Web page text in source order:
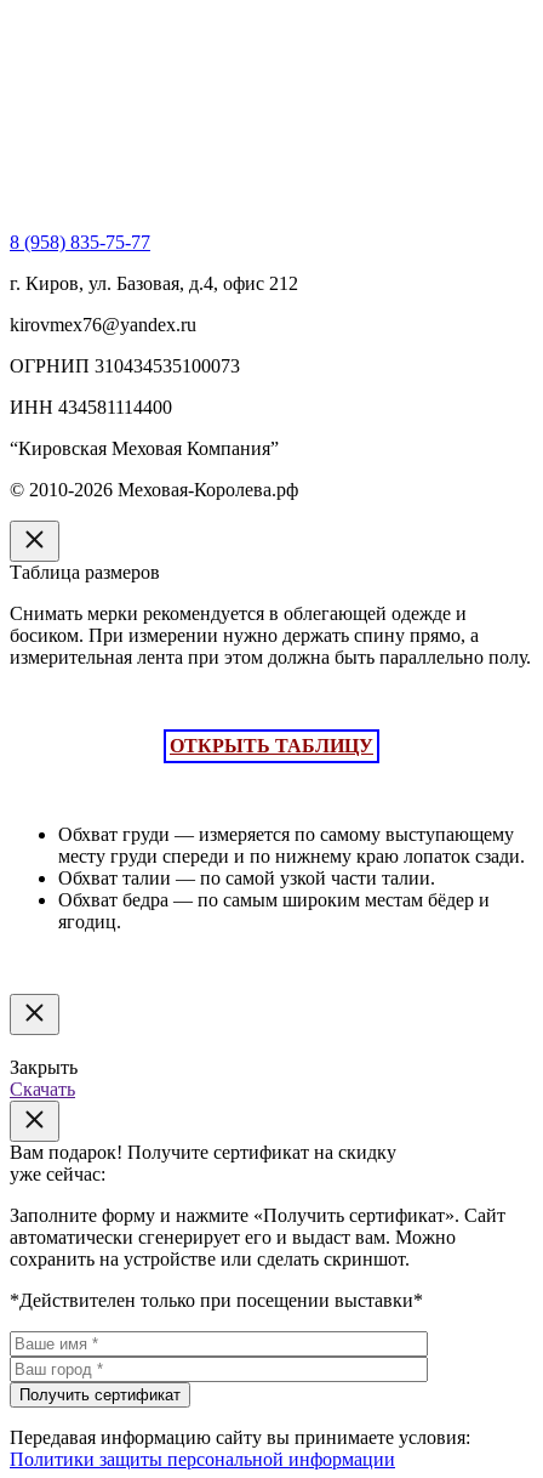
8 (958) 835-75-77
г. Киров, ул. Базовая, д.4, офис 212
kirovmex76@yandex.ru
ОГРНИП 310434535100073
ИНН 434581114400
“Кировская Меховая Компания”
© 2010-2026 Меховая-Королева.рф
Таблица размеров
Снимать мерки рекомендуется в облегающей одежде и
босиком. При измерении нужно держать спину прямо, а
измерительная лента при этом должна быть параллельно полу.
ОТКРЫТЬ ТАБЛИЦУ
Обхват груди — измеряется по самому выступающему
месту груди спереди и по нижнему краю лопаток сзади.
Обхват талии — по самой узкой части талии.
Обхват бедра — по самым широким местам бёдер и
ягодиц.
Закрыть
Скачать
Вам подарок! Получите сертификат на скидку
уже сейчас:
Заполните форму и нажмите «Получить сертификат». Сайт
автоматически сгенерирует его и выдаст вам. Можно
сохранить на устройстве или сделать скриншот.
*Действителен только при посещении выставки*
Передавая информацию сайту вы принимаете условия:
Политики защиты персональной информации